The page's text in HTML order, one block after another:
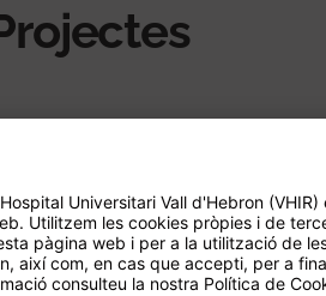
hospitalaria: Mejora de
profesionales